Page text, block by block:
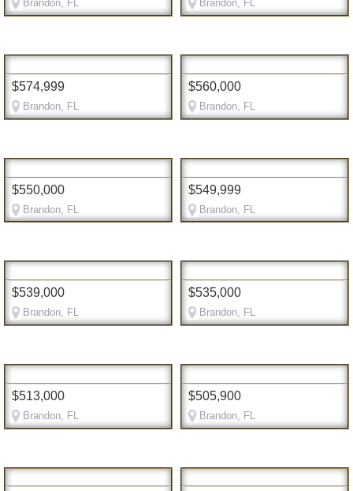
Brandon, FL Brandon, FL
$574,999
Brandon, FL
$560,000
Brandon, FL
$550,000
Brandon, FL
$549,999
Brandon, FL
$539,000
Brandon, FL
$535,000
Brandon, FL
$513,000
Brandon, FL
$505,900
Brandon, FL